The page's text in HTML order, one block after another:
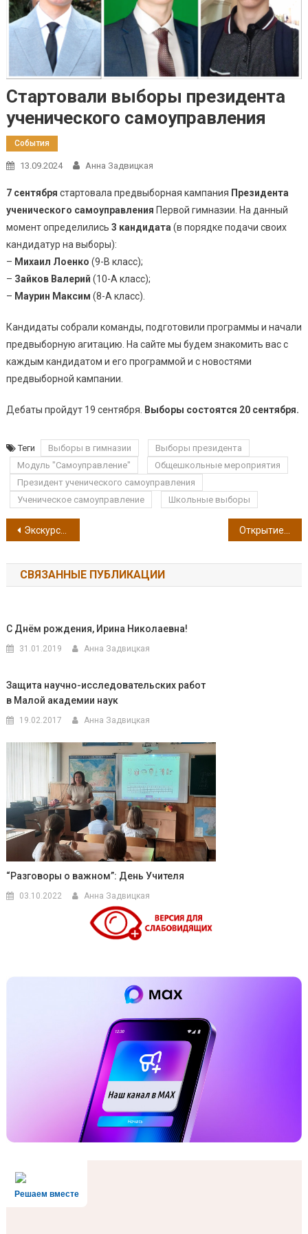
Стартовали выборы президента
ученического самоуправления
События
13.09.2024 Анна Задвицкая
7 сентября стартовала предвыборная кампания Президента
ученического самоуправления Первой гимназии. На данный
момент определились 3 кандидата (в порядке подачи своих
кандидатур на выборы):
– Михаил Лоенко (9-В класс);
– Зайков Валерий (10-А класс);
– Маурин Максим (8-А класс).
Кандидаты собрали команды, подготовили программы и начали
предвыборную агитацию. На сайте мы будем знакомить вас с
каждым кандидатом и его программой и с новостями
предвыборной кампании.
Дебаты пройдут 19 сентября. Выборы состоятся 20 сентября.
Теги Выборы в гимназии
Выборы президента
Модуль "Самоуправление"
Общешкольные мероприятия
Президент ученического самоуправления
Ученическое самоуправление
Школьные выборы
Навигация по записям
Экскурсия в закулисье театра
СВЯЗАННЫЕ ПУБЛИКАЦИИ
С Днём рождения, Ирина Николаевна!
31.01.2019 Анна Задвицкая
Защита научно-исследовательских работ
в Малой академии наук
19.02.2017 Анна Задвицкая
“Разговоры о важном”: День Учителя
03.10.2022 Анна Задвицкая
Решаем вместе